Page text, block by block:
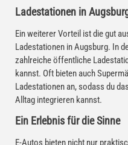
Ladestationen in
Ein weiterer Vorteil ist die gut
Ladestationen in Augsburg. In
zahlreiche öffentliche
kannst. Oft bieten auch
Ladestationen an, sodass du
Alltag integrieren kannst.
Ein Erlebnis für die Sinne
E-Autos bieten nicht nur